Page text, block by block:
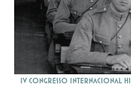
IV Congresso Internacional